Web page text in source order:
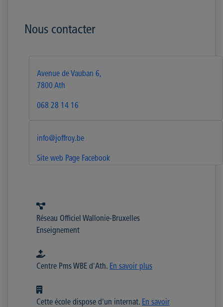
Nous contacter
Avenue de Vauban 6,
7800 Ath
068 28 14 16
info@joffroy.be
Site web Page Facebook
Réseau Officiel Wallonie-Bruxelles
Enseignement
Centre Pms WBE d'Ath. En savoir plus
Cette école dispose d'un internat. En savoir